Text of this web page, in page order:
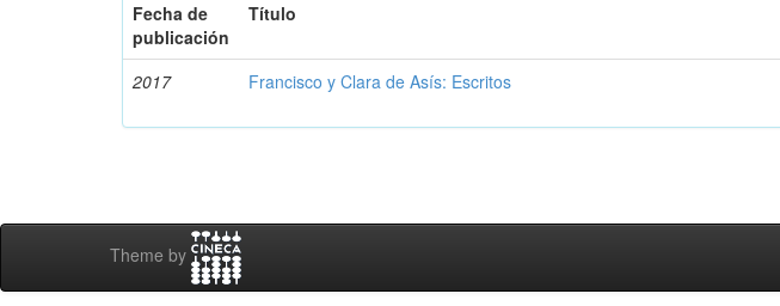
Fecha de
publicación
Título
2017 Francisco y Clara de Asís: Escritos
Theme by